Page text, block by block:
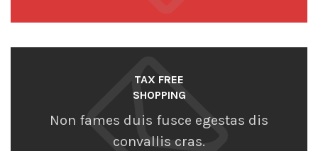
TAX FREE
SHOPPING
Non fames duis fusce egestas dis
convallis cras.